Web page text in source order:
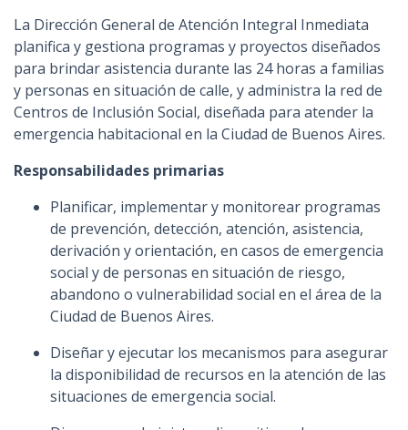
La Dirección General de Atención Integral Inmediata
planifica y gestiona programas y proyectos diseñados
para brindar asistencia durante las 24 horas a familias
y personas en situación de calle, y administra la red de
Centros de Inclusión Social, diseñada para atender la
emergencia habitacional en la Ciudad de Buenos Aires.
Responsabilidades primarias
Planificar, implementar y monitorear programas
de prevención, detección, atención, asistencia,
derivación y orientación, en casos de emergencia
social y de personas en situación de riesgo,
abandono o vulnerabilidad social en el área de la
Ciudad de Buenos Aires.
Diseñar y ejecutar los mecanismos para asegurar
la disponibilidad de recursos en la atención de las
situaciones de emergencia social.